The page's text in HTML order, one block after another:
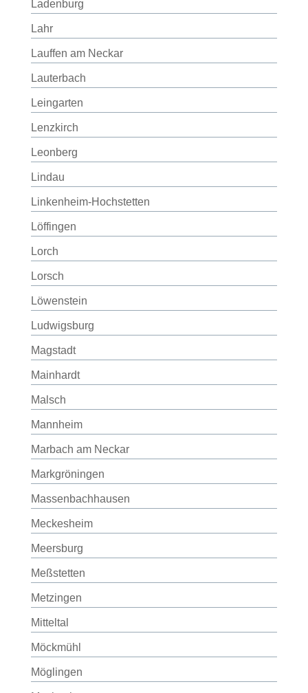
Ladenburg
Lahr
Lauffen am Neckar
Lauterbach
Leingarten
Lenzkirch
Leonberg
Lindau
Linkenheim-Hochstetten
Löffingen
Lorch
Lorsch
Löwenstein
Ludwigsburg
Magstadt
Mainhardt
Malsch
Mannheim
Marbach am Neckar
Markgröningen
Massenbachhausen
Meckesheim
Meersburg
Meßstetten
Metzingen
Mitteltal
Möckmühl
Möglingen